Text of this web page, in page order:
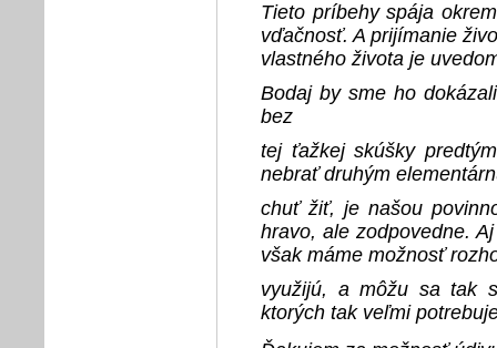
Tieto príbehy spája
vďačnosť. A prijímanie
vlastného života je
Bodaj by sme ho
bez
tej ťažkej skúšky
nebrať druhým
chuť žiť, je našou
hravo, ale zodpovedne.
však máme možnosť
využijú, a môžu sa tak
ktorých tak veľmi